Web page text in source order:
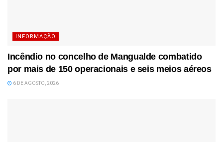
INFORMAÇÃO
Incêndio no concelho de Mangualde combatido
por mais de 150 operacionais e seis meios aéreos
6 DE AGOSTO, 2026